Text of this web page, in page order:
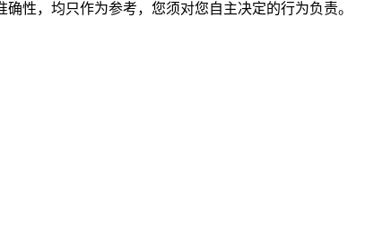
性，均只作为参考，您须对您自主决定的行为负责。